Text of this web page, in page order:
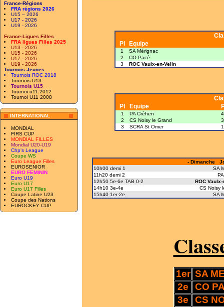
France-Régions
FRA régions 2026
U15 – 2026
U17 - 2026
U19 - 2026
France-Ligues Filles
FRA ligues Filles 2025
U13 - 2026
U15 - 2026
U17 - 2026
U19 - 2026
Tournois Jeunes
Tournois ROC 2018
Tournois U13
Tournois U15
Tournoi u11 2012
Tournoi U11 2008
INTERNATIONAL
MONDIAL
FIRS CUP
MONDIAL FILLES
Mondial U20-U19
Chp's League
Coupe WS
Euro League Filles
EUROSENIOR
EURO FEMININ
Euro U19
Euro U17
Euro U17 Filles
Coupe Latine U23
Coupe des Nations
EUROCKEY CUP
Pl
Equipe
1
SA Mérignac
2
CO Pacé
3
ROC Vaulx-en-Velin
Pl
Equipe
1 PA Créhen
4
2
CS Noisy le Grand
3
3
SCRA St Omer 1
- Dimanche
10h00 demi 1
SA
11h20 demi 2
12h50 5e-6e TAB 0-2
ROC Vaulx-
14h10 3e-4e
CS Noisy
15h40 1er-2e
SA
1er SA
2e
CO
3e
CS